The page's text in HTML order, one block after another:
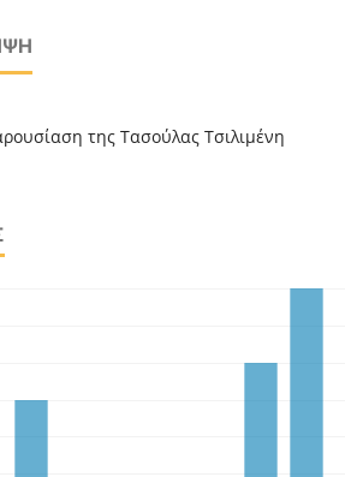
της Τασούλας Τσιλιμένη